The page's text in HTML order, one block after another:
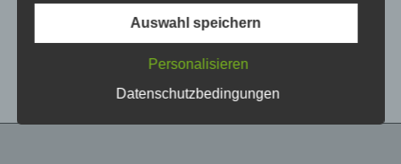
Bewertet
von
5
Personenbezogene Daten sind alle
identifizierbare natürliche Person (im Folgenden
wird eine natürliche Person angesehen, die
Auswahl speichern
Personalisieren
Datenschutzbedingungen